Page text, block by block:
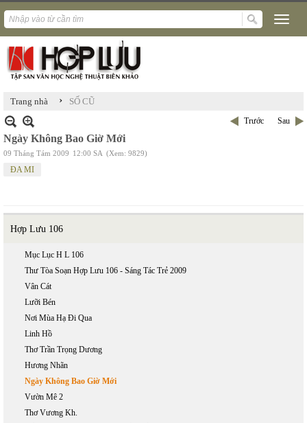
Trang nhà › SỐ CŨ
Trước Sau
Ngày Không Bao Giờ Mới
09 Tháng Tám 2009 12:00 SA (Xem: 9829)
ĐA MI
Hợp Lưu 106
Mục Lục H L 106
Thư Tòa Soạn Hợp Lưu 106 - Sáng Tác Trẻ 2009
Vân Cát
Lưỡi Bén
Nơi Mùa Hạ Đi Qua
Linh Hồ
Thơ Trần Trọng Dương
Hương Nhãn
Ngày Không Bao Giờ Mới
Vườn Mê 2
Thơ Vương Kh.